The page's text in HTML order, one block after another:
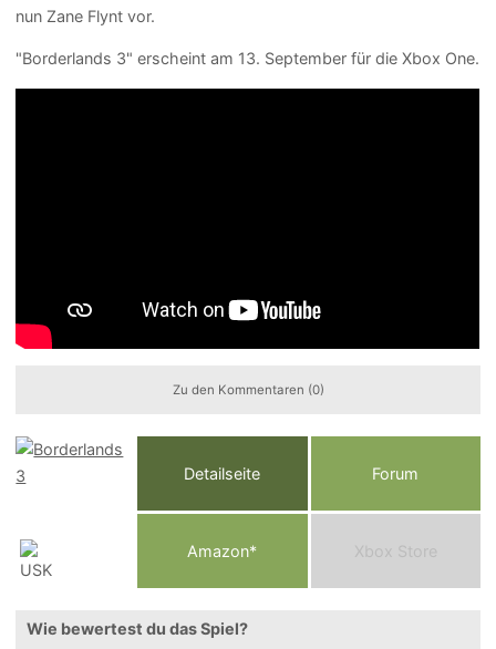
nun Zane Flynt vor.
"Borderlands 3" erscheint am 13. September für die Xbox One.
Zu den Kommentaren (0)
Detailseite Forum
Amazon* Xbox Store
Wie bewertest du das Spiel?